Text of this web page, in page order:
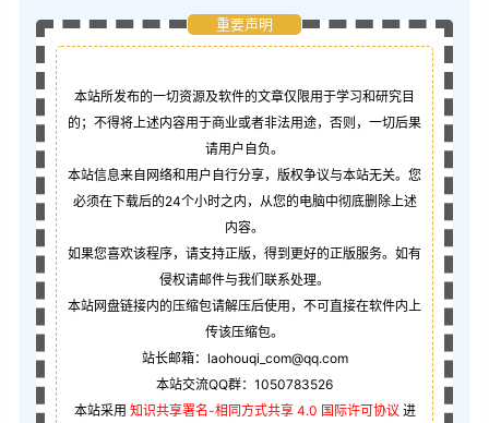
重要声明
本站所发布的一切资源及软件的文章仅限用于学习和研究目
的；不得将上述内容用于商业或者非法用途，否则，一切后果
请用户自负。
本站信息来自网络和用户自行分享，版权争议与本站无关。您
必须在下载后的24个小时之内，从您的电脑中彻底删除上述
内容。
如果您喜欢该程序，请支持正版，得到更好的正版服务。如有
侵权请邮件与我们联系处理。
本站网盘链接内的压缩包请解压后使用，不可直接在软件内上
传该压缩包。
站长邮箱：laohouqi_com@qq.com
本站交流QQ群：1050783526
本站采用 知识共享署名-相同方式共享 4.0 国际许可协议 进